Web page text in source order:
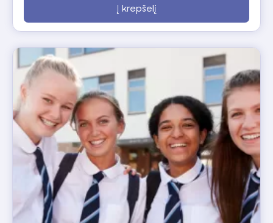
Į krepšelį